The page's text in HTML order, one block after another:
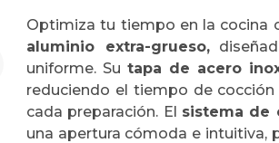
Optimiza tu tiempo en la cocina
aluminio extra-grueso,
uniforme. Su tapa de acero
reduciendo el tiempo de
cada preparación. El sistema de
una apertura cómoda e intuitiva,